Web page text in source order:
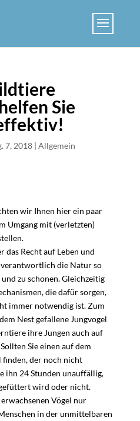
Sie
7, 2018| Allgemein
wir Ihnen hier ein paar
Umgang mit (verletzten)
das Recht auf Leben und
die Natur so
zu schonen. Gleichzeitig
die dafür sorgen,
immer notwendig ist. Zum
Nest gefallene Jungvogel
ihre Jungen auch auf
Sie einen auf dem
finden, der noch nicht
ihn 24 Stunden unauffällig,
wird oder nicht.
Vögel nur
in der unmittelbaren